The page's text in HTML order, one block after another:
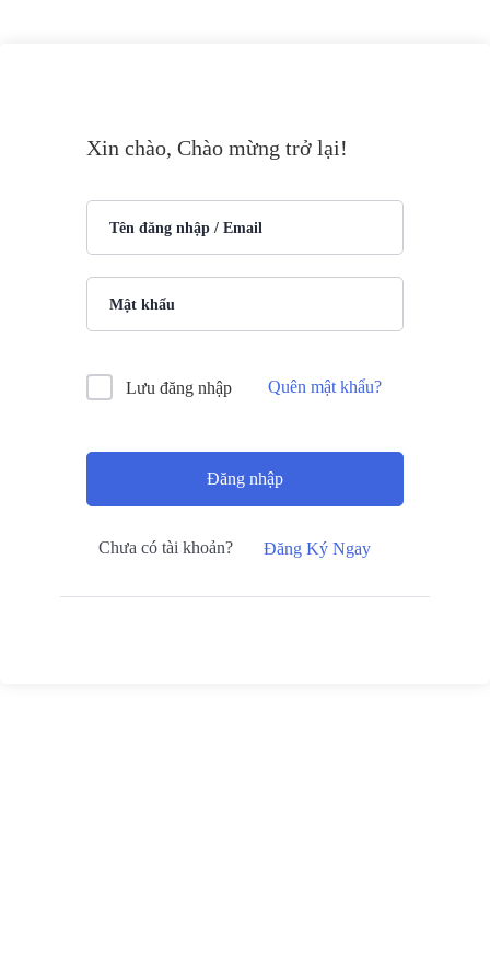
Xin chào, Chào mừng trở lại!
Lưu đăng nhập Quên mật khẩu?
Đăng nhập
Chưa có tài khoản? Đăng Ký Ngay